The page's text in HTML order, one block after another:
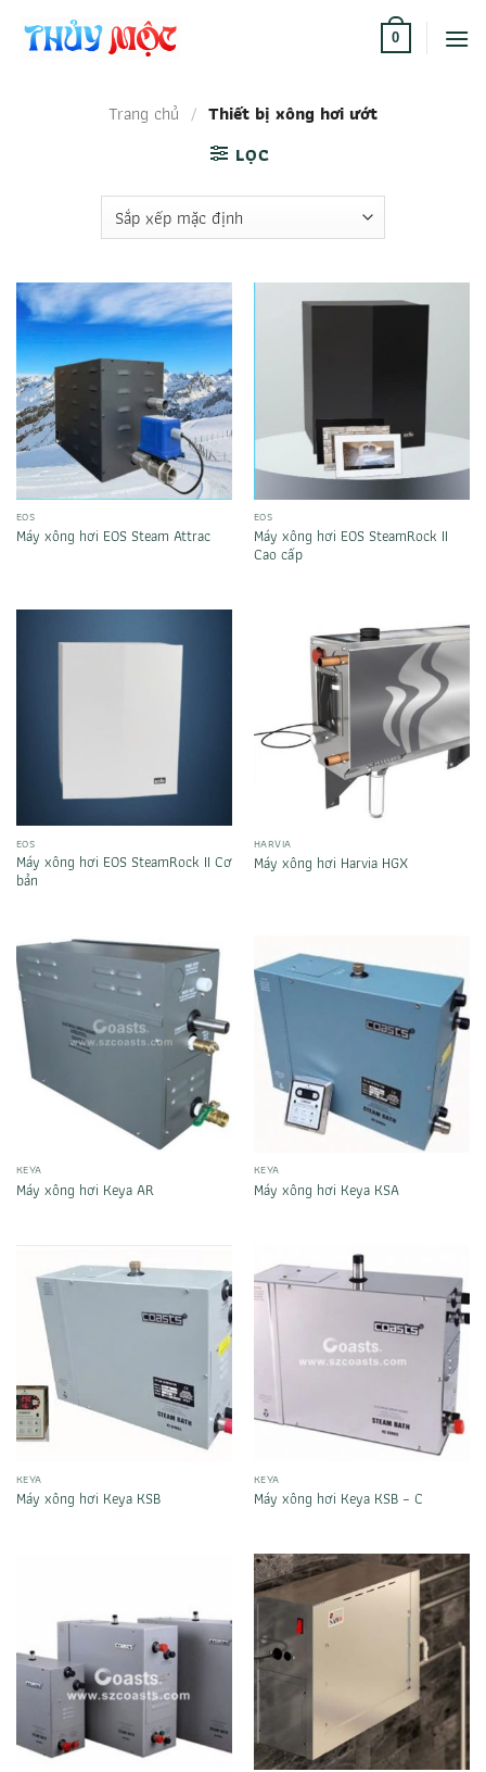
0
Trang chủ / Thiết bị xông hơi ướt
LỌC
EOS
Máy xông hơi EOS Steam Attrac
EOS
Máy xông hơi EOS SteamRock II
Cao cấp
EOS
Máy xông hơi EOS SteamRock II Cơ
bản
HARVIA
Máy xông hơi Harvia HGX
KEYA
Máy xông hơi Keya AR
KEYA
Máy xông hơi Keya KSA
KEYA
Máy xông hơi Keya KSB
KEYA
Máy xông hơi Keya KSB – C